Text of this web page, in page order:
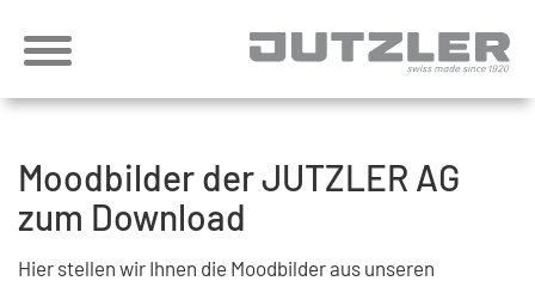
Moodbilder der JUTZLER AG
zum Download
Hier stellen wir Ihnen die Moodbilder aus unseren